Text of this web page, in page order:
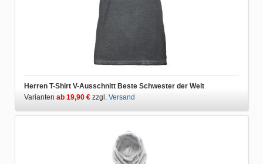
Herren T-Shirt V-Ausschnitt Beste Schwester der Welt
Varianten ab 19,90 € zzgl. Versand